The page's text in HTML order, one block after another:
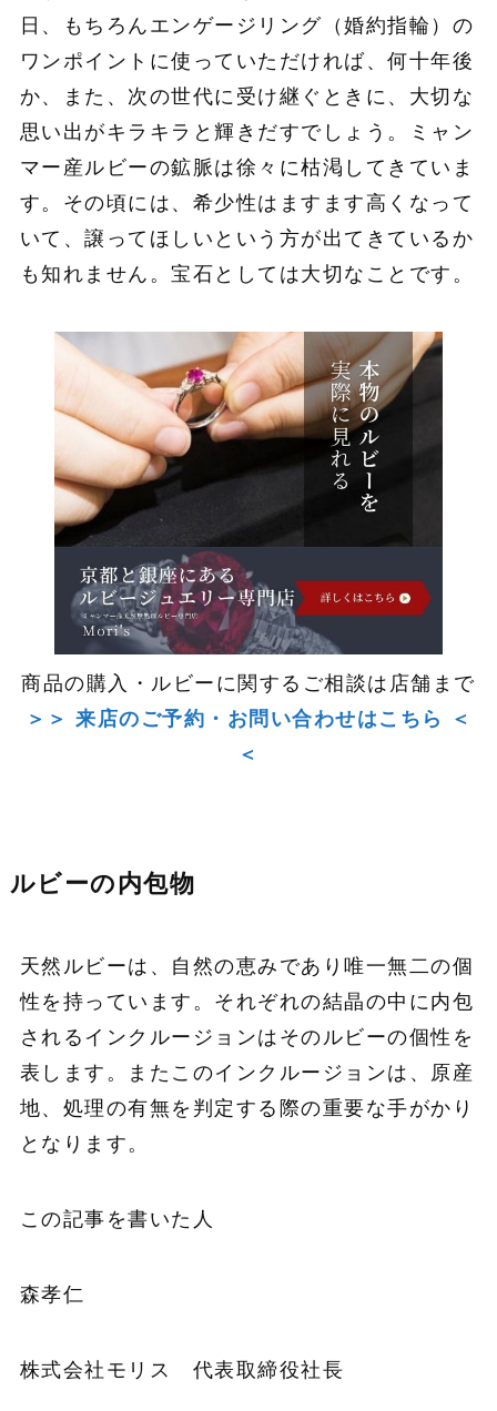
日、もちろんエンゲージリング（婚約指輪）の
ワンポイントに使っていただければ、何十年後
か、また、次の世代に受け継ぐときに、大切な
思い出がキラキラと輝きだすでしょう。ミャン
マー産ルビーの鉱脈は徐々に枯渇してきていま
す。その頃には、希少性はますます高くなって
いて、譲ってほしいという方が出てきているか
も知れません。宝石としては大切なことです。
商品の購入・ルビーに関するご相談は店舗まで
＞＞ 来店のご予約・お問い合わせはこちら ＜
＜
ルビーの内包物
天然ルビーは、自然の恵みであり唯一無二の個
性を持っています。それぞれの結晶の中に内包
されるインクルージョンはそのルビーの個性を
表します。またこのインクルージョンは、原産
地、処理の有無を判定する際の重要な手がかり
となります。
この記事を書いた人
森孝仁
株式会社モリス 代表取締役社長